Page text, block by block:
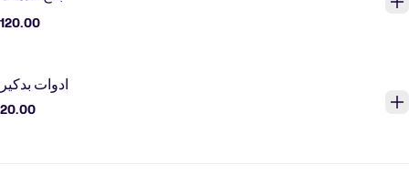
120.00
ادوات بدكير
20.00